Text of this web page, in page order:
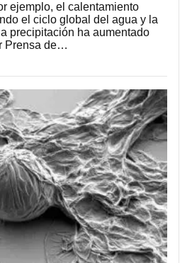
ejemplo, el calentamiento
el ciclo global del agua y la
precipitación ha aumentado
Prensa de…